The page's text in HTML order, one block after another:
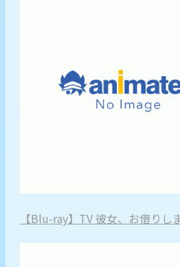
【Blu-ray】TV 彼女、お借りし